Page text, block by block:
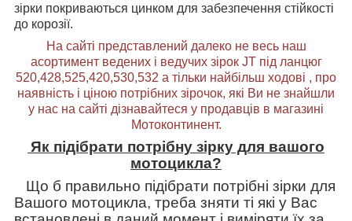
зірки покриваються цинком для забезпечення стійкості
до корозії.
На сайті представлений далеко не весь наш
асортимент ведених і ведучих зірок JTпід ланцюг
520,428,525,420,530,532 а тільки найбільш ходові , про
наявність і ціною потрібних зірочок, які Ви не знайшли
у нас на сайті дізнавайтеся у продавців в магазині
Мотоконтинент.
Як підібрати потрібну зірку для вашого
мотоцикла?
Що б правильно підібрати потрібні зірки для
Вашого мотоцикла, треба зняти ті які у Вас